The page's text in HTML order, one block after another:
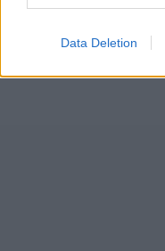
Data Deletion